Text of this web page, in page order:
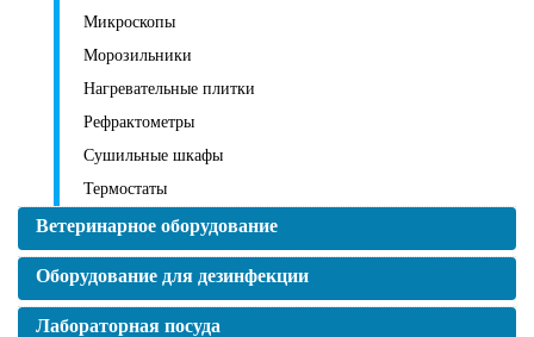
Микроскопы
Морозильники
Нагревательные плитки
Рефрактометры
Сушильные шкафы
Термостаты
Ветеринарное оборудование
Оборудование для дезинфекции
Лабораторная посуда